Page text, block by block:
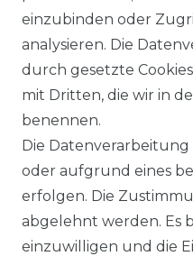
ab
inkl.
einzubinden oder
analysieren. Die
durch gesetzte
mit Dritten, die wir in
benennen.
Die
oder aufgrund eines
erfolgen. Die
abgelehnt werden. Es
einzuwilligen und die